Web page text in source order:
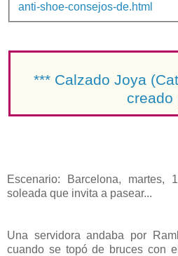
anti-shoe-consejos-de.html
*** Calzado Joya
creado
Escenario: Barcelona,
soleada que invita a pasear...
Una servidora andaba por
cuando se topó de bruces con